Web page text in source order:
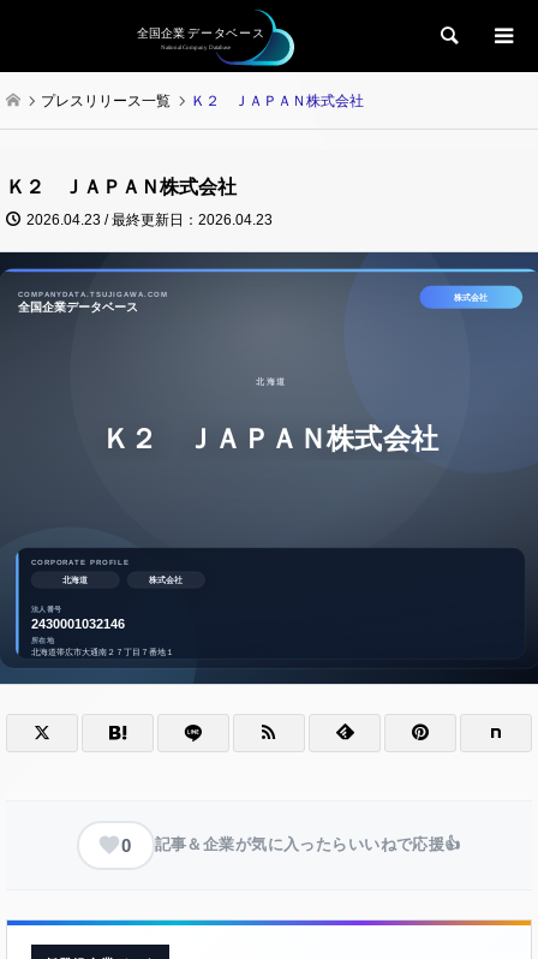
検索
プレスリリース一覧 Ｋ２ ＪＡＰＡＮ株式会社
Ｋ２ ＪＡＰＡＮ株式会社
2026.04.23 / 最終更新日：2026.04.23
0 記事＆企業が気に入ったらいいねで応援👍